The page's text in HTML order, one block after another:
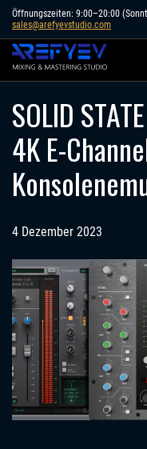
Skip
content
Öffnungszeiten: 9:00–20:00
sales@arefyevstudio.com
SOLID
4K E-
4 Dezember 2023